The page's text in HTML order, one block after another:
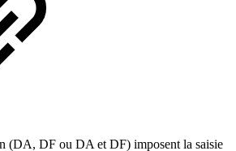
(DA, DF ou DA et DF) imposent la saisie